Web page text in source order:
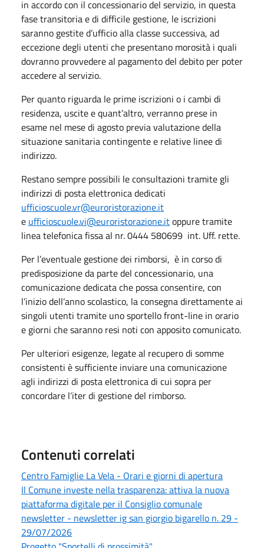
in accordo con il concessionario del servizio, in questa
fase transitoria e di difficile gestione, le iscrizioni
saranno gestite d’ufficio alla classe successiva, ad
eccezione degli utenti che presentano morosità i quali
dovranno provvedere al pagamento del debito per poter
accedere al servizio.
Per quanto riguarda le prime iscrizioni o i cambi di
residenza, uscite e quant’altro, verranno prese in
esame nel mese di agosto previa valutazione della
situazione sanitaria contingente e relative linee di
indirizzo.
Restano sempre possibili le consultazioni tramite gli
indirizzi di posta elettronica dedicati
ufficioscuole.vr@euroristorazione.it
e ufficioscuole.vi@euroristorazione.itoppure tramite
linea telefonica fissa al nr. 0444 580699 int. Uff. rette.
Per l’eventuale gestione dei rimborsi, è in corso di
predisposizione da parte del concessionario, una
comunicazione dedicata che possa consentire, con
l’inizio dell’anno scolastico, la consegna direttamente ai
singoli utenti tramite uno sportello front-line in orario
e giorni che saranno resi noti con apposito comunicato.
Per ulteriori esigenze, legate al recupero di somme
consistenti è sufficiente inviare una comunicazione
agli indirizzi di posta elettronica di cui sopra per
concordare l’iter di gestione del rimborso.
Contenuti correlati
Centro Famiglie La Vela - Orari e giorni di apertura
Il Comune investe nella trasparenza: attiva la nuova
piattaforma digitale per il Consiglio comunale
newsletter - newsletter ig san giorgio bigarello n. 29 -
29/07/2026